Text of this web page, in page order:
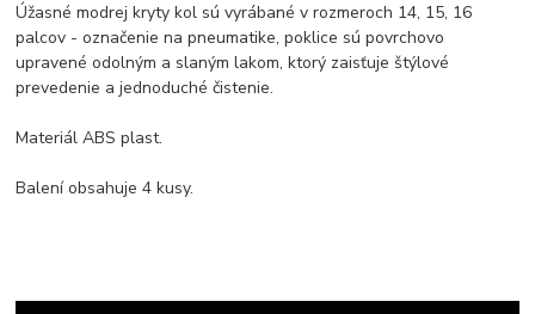
Úžasné modrej kryty kol sú vyrábané v rozmeroch 14, 15, 16
palcov - označenie na pneumatike, poklice sú povrchovo
upravené odolným a slaným lakom, ktorý zaisťuje štýlové
prevedenie a jednoduché čistenie.
Materiál ABS plast.
Balení obsahuje 4 kusy.